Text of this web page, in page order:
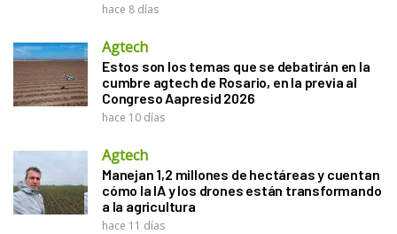
hace 8 días
Agtech
Estos son los temas que se debatirán en la
cumbre agtech de Rosario, en la previa al
Congreso Aapresid 2026
hace 10 días
Agtech
Manejan 1,2 millones de hectáreas y cuentan
cómo la IA y los drones están transformando
a la agricultura
hace 11 días